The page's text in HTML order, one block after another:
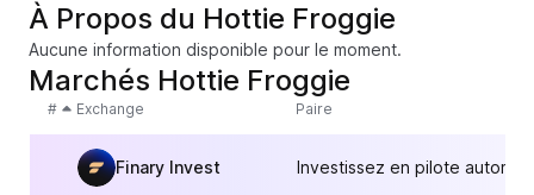
À Propos du Hottie Froggie
Aucune information disponible pour le moment.
Marchés Hottie Froggie
# Exchange Paire
Finary Invest Investissez en pilote